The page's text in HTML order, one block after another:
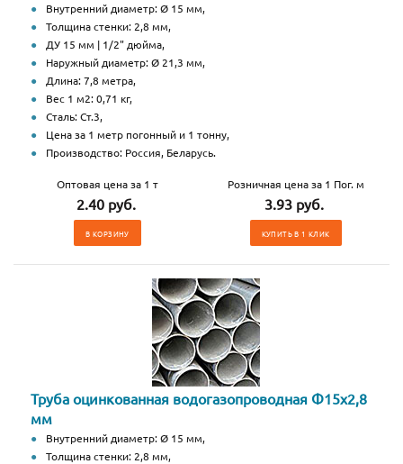
Внутренний диаметр: Ø 15 мм,
Толщина стенки: 2,8 мм,
ДУ 15 мм | 1/2" дюйма,
Наружный диаметр: Ø 21,3 мм,
Длина: 7,8 метра,
Вес 1 м2: 0,71 кг,
Сталь: Ст.3,
Цена за 1 метр погонный и 1 тонну,
Производство: Россия, Беларусь.
Оптовая цена за 1 т
2.40 руб.
В КОРЗИНУ
Розничная цена за 1 Пог. м
3.93 руб.
КУПИТЬ В 1 КЛИК
Труба оцинкованная водогазопроводная Ф15х2,8
мм
Внутренний диаметр: Ø 15 мм,
Толщина стенки: 2,8 мм,